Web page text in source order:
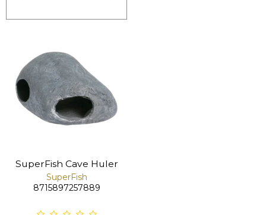
SuperFish Cave Huler
SuperFish
8715897257889